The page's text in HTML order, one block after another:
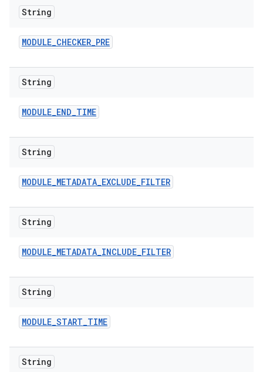
String
MODULE_CHECKER_PRE
String
MODULE_END_TIME
String
MODULE_METADATA_EXCLUDE_FILTER
String
MODULE_METADATA_INCLUDE_FILTER
String
MODULE_START_TIME
String